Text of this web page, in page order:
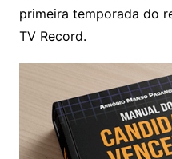
primeira temporada do
TV Record.